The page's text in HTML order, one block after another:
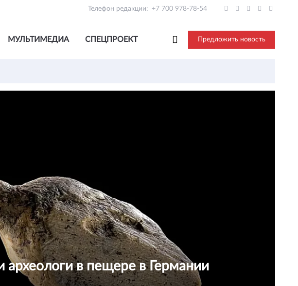
Телефон редакции: +7 700 978-78-54
МУЛЬТИМЕДИА СПЕЦПРОЕКТ Предложить новость
археологи в пещере в Германии